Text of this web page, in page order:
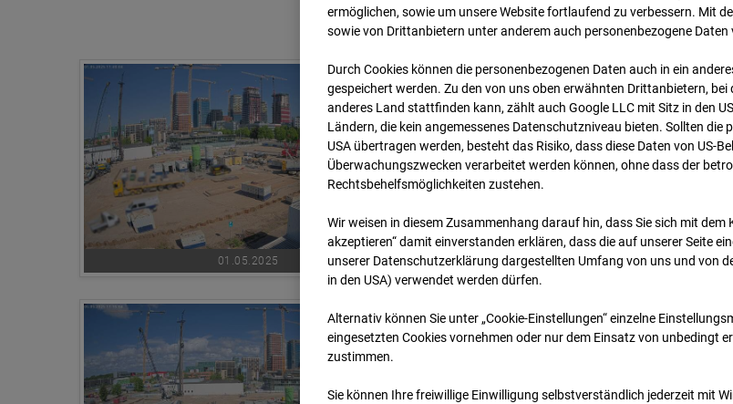
Zur Übersicht
01.05.2025 02.05.2025
ermöglichen, sowie um unsere Website fortlaufend zu verbessern. Mit
sowie von Drittanbietern unter anderem auch personenbezogene Daten
Durch Cookies können die personenbezogenen Daten auch in ein
gespeichert werden. Zu den von uns oben erwähnten Drittanbietern, bei
anderes Land stattfinden kann, zählt auch Google LLC mit Sitz in den
Ländern, die kein angemessenes Datenschutzniveau bieten. Sollten die
USA übertragen werden, besteht das Risiko, dass diese Daten von US-
Überwachungszwecken verarbeitet werden können, ohne dass der
Rechtsbehelfsmöglichkeiten zustehen.
Wir weisen in diesem Zusammenhang darauf hin, dass Sie sich mit dem
akzeptieren“ damit ein­ver­standen erklären, dass die auf unserer Seite
unserer Datenschutzerklärung dargestellten Umfang von uns und von
in den USA) verwendet werden dürfen.
Alternativ können Sie unter „Cookie-Einstellungen“ einzelne
eingesetzten Cookies vornehmen oder nur dem Einsatz von unbedingt
zustimmen.
Sie können Ihre freiwillige Einwilligung selbstverständlich jederzeit mit